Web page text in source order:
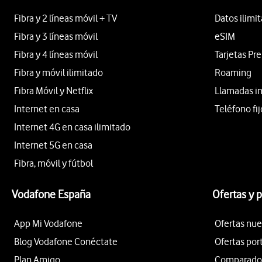
Fibra y 2 líneas móvil + TV
Fibra y 3 líneas móvil
Fibra y 4 líneas móvil
Fibra y móvil ilimitado
Fibra Móvil y Netflix
Internet en casa
Internet 4G en casa ilimitado
Internet 5G en casa
Fibra, móvil y fútbol
Datos
eSIM
Tarjetas
Roaming
Llamadas
Teléfono
Vodafone España
App Mi Vodafone
Blog Vodafone Conéctate
Plan Amigo
Ofertas y
Ofertas
Ofertas